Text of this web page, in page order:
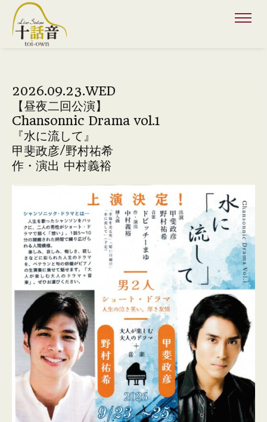
2026.09.23.WED
【昼夜二回公演】
Chansonnic Drama vol.1
『水に流して』
甲斐政彦/野村祐希
作・演出 中村義裕